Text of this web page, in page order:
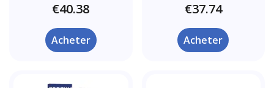
€40.38
Acheter
€37.74
Acheter